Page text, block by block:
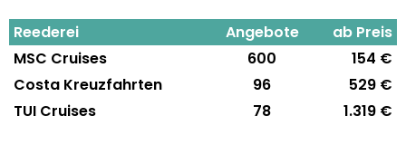
Reederei Angebote
ab Preis
MSC Cruises
600
154 €
Costa Kreuzfahrten
96
529 €
TUI Cruises
78 1.319 €